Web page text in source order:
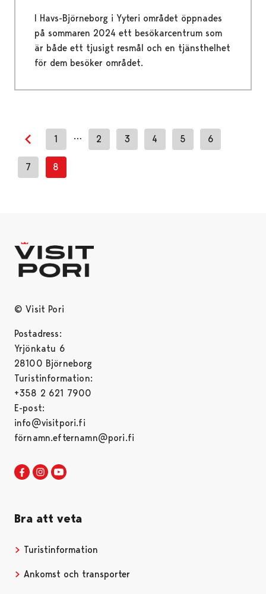
I Havs-Björneborg i Yyteri området öppnades
på sommaren 2024 ett besökarcentrum som
är både ett tjusigt resmål och en tjänsthelhet
för dem besöker området.
Previous page
1 … 2 3 4 5 6
7 8
© Visit Pori
Postadress:
Yrjönkatu 6
28100 Björneborg
Turistinformation:
+358 2 621 7900
E-post:
info@visitpori.fi
förnamn.efternamn@pori.fi
Visit Pori in Facebook
Opens in a new tab
Visit Pori in Instagram
Opens in a new tab
Bra att veta
Turistinformation
Ankomst och transporter